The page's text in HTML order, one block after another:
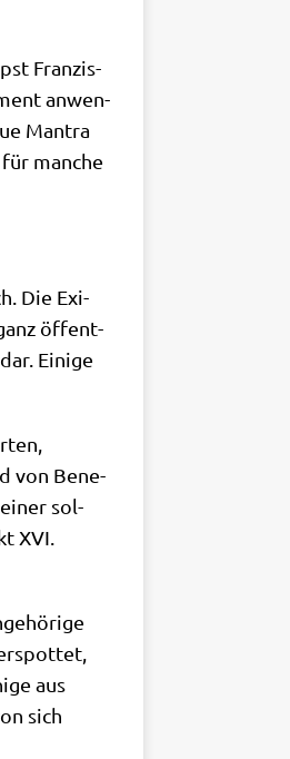
Fran­zis­
anwen­
Man­tra
man­che
Die Exi­
öffent­
Eini­ge
von Bene­
einer sol­
XVI.
aus
sich